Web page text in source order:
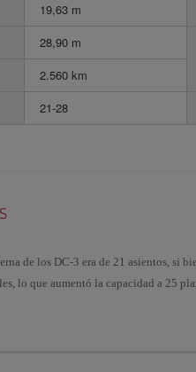
19,63 m
28,90 m
2.560 km
21-28
de los DC-3 era de 21 asientos, si
lo que aumentó la capacidad a 25